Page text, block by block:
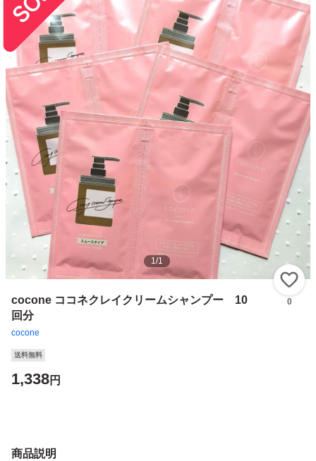
1/1
cocone ココネクレイクリームシャンプー 10
回分
cocone
0
送料無料
1,338円
商品説明